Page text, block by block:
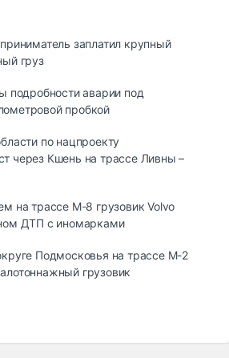
заплатил крупный
груз
подробности аварии под
пробкой
по нацпроекту
через Кшень на трассе Ливны –
на трассе М-8 грузовик Volvo
ДТП с иномарками
Подмосковья на трассе М-2
грузовик